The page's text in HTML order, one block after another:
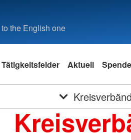
the English one
Tätigkeitsfelder Aktuell